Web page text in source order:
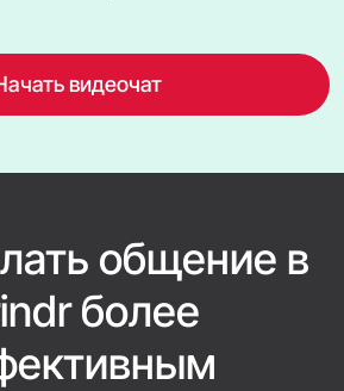
видеочат
общение в
более